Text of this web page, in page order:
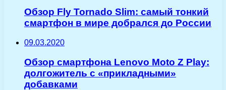
Обзор Fly Tornado Slim: самый тонкий
смартфон в мире добрался до России
09.03.2020
Обзор смартфона Lenovo Moto Z Play:
долгожитель с «прикладными»
добавками